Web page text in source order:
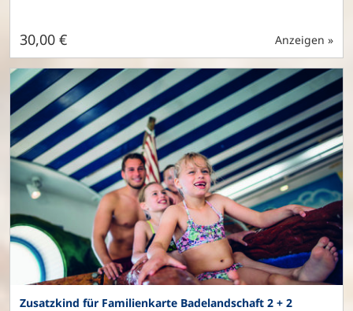
30,00 € Anzeigen »
Zusatzkind für Familienkarte Badelandschaft 2 + 2